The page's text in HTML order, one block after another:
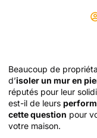
Beaucoup de
d’isoler un mur en
réputés pour leur
est-il de leurs
cette question pour
votre maison.